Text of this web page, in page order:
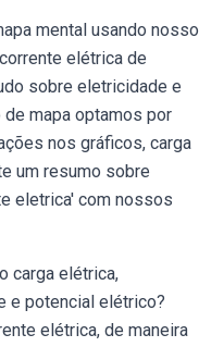
mental usando nosso
elétrica de
sobre eletricidade e
mapa optamos por
nos gráficos, carga
um resumo sobre
eletrica' com nossos
carga elétrica,
e potencial elétrico?
elétrica, de maneira